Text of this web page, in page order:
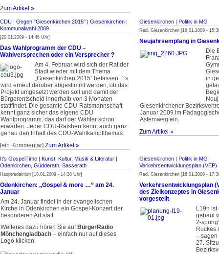
Zum Artikel »
CDU | Gegen "Giesenkirchen 2015" | Giesenkirchen |
Kommunalwahl 2009
[20.01.2009 - 14:46 Uhr]
Das Wahlprogramm der CDU –
Wahlversprechen oder ein Versprecher ?
Am 4. Februar wird sich der Rat der
Stadt wieder mit dem Thema
„Giesenkirchen 2015″ befassen. Es
wird erneut darüber abgestimmt werden, ob das
Projekt umgesetzt werden soll und damit der
Bürgerentscheid innerhalb von 3 Monaten
stattfindet. Die gesamte CDU-Ratsmannschaft
kennt ganz sicher das eigene CDU
Wahlprogramm, das darf der Wähler schon
erwarten. Jeder CDU-Ratsherr kennt auch ganz
genau den Inhalt des CDU-Wahlkampfthemas:
[ein Kommentar] Zum Artikel »
Giesenkirchen | Politik in MG
Red. Giesenkirchen [18.01.2009 -
Neujahrsempfang in
Die
in
Giesenkirchener
Januar 2009 im
Asternweg ein.
Zum Artikel »
It's GospelTime | Kunst, Kultur, Musik & Literatur |
Odenkirchen, Güdderath, Sasserath
Hauptredaktion [18.01.2009 - 14:38 Uhr]
Odenkirchen: „Gospel & more …“ am 24.
Januar
Am 24. Januar findet in der evangelischen
Kirche in Odenkirchen ein Gospel-Konzert der
besonderen Art statt.
Weiteres dazu hören Sie auf BürgerRadio
Mönchengladbach – einfach nur auf dieses
Logo klicken:
Giesenkirchen | Politik in MG |
Verkehrsentwicklungsplan (VEP)
Red. Giesenkirchen [16.01.2009 -
Verkehrsentwicklungsplan
des Zielkonzeptes in
vorgestellt
L19n ist
gebaut
2-
Ruckes
– sagen
27.